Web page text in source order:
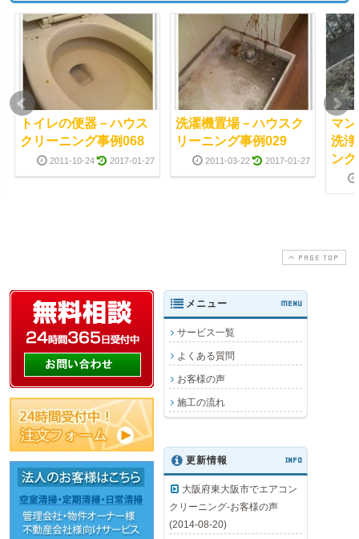
トイレの便器－ハウス
クリーニング事例068
2011-10-24 2017-01-27
洗濯機置場－ハウスク
リーニング事例029
2011-03-22 2017-01-27
マ
洗
ン
PAGE TOP
メニュー MENU
サービス一覧
よくある質問
お客様の声
施工の流れ
更新情報 INFO
大阪府東大阪市でエアコン
クリーニング-お客様の声
(2014-08-20)